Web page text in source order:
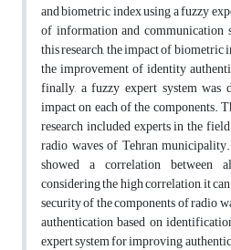
and biometric index using a fuzzy
of information and communication
this research, the impact of biometric
the improvement of identity
finally, a fuzzy expert system was
impact on each of the components.
research included experts in the
radio waves of Tehran
showed a correlation between
considering the high correlation, it
security of the components of radio
authentication based on
expert system for improving